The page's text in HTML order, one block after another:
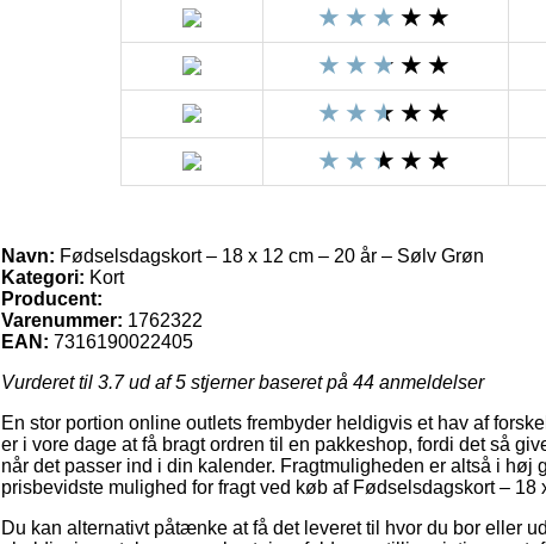
Navn: Fødselsdagskort – 18 x 12 cm – 20 år – Sølv Grøn
Kategori: Kort
Producent:
Varenummer: 1762322
EAN: 7316190022405
Vurderet til 3.7ud af 5 stjerner baseret på 44 anmeldelser
En stor portion online outlets frembyder heldigvis et hav af
er i vore dage at få bragt ordren til en pakkeshop, fordi det så
når det passer ind i din kalender. Fragtmuligheden er altså i høj
prisbevidste mulighed for fragt ved køb af Fødselsdagskort – 18
Du kan alternativt påtænke at få det leveret til hvor du bor eller